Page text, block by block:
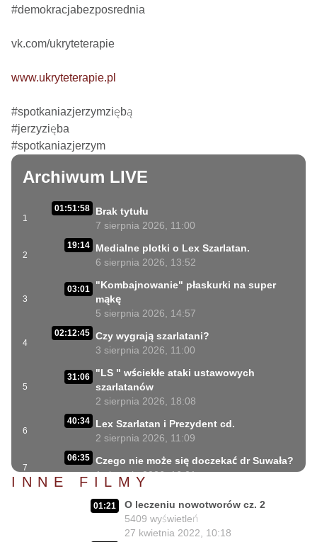
#demokracjabezposrednia
vk.com/ukryteterapie
www.ukryteterapie.pl
#spotkaniazjerzymziębą
#jerzyzięba
#spotkaniazjerzym
Archiwum LIVE
1
01:51:58
Brak tytułu
7 sierpnia 2026, 11:00
2
19:14
Medialne plotki o Lex Szarlatan.
6 sierpnia 2026, 13:52
3
03:01
"Kombajnowanie" płaskurki na super
mąkę
5 sierpnia 2026, 14:57
4
02:12:45 Czy wygrają szarlatani?
3 sierpnia 2026, 11:00
5
31:06
"LS " wściekłe ataki ustawowych
szarlatanów
2 sierpnia 2026, 18:08
6
40:34
Lex Szarlatan i Prezydent cd.
2 sierpnia 2026, 11:09
7
06:35 Czego nie może się doczekać dr Suwała?
1 sierpnia 2026, 16:01
Szczepionkowa bańka w końcu pękła!
1 sierpnia 2026, 10:02
NIESPODZIANKA u Prezydenta
INNE FILMY
01:21
O leczeniu nowotworów cz. 2
5409 wyświetleń
27 kwietnia 2022, 10:18